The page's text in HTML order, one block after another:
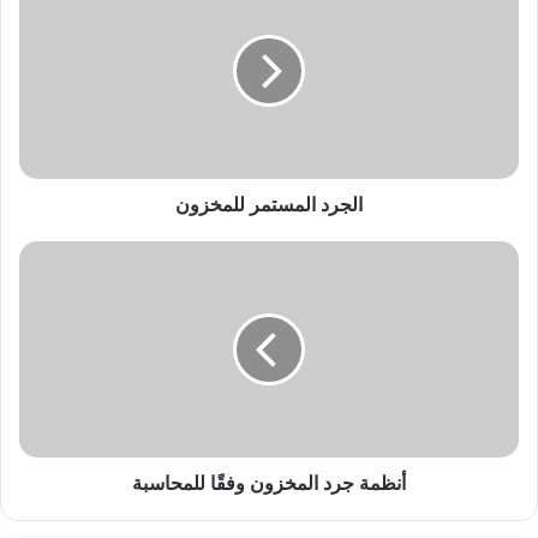
الجرد المستمر للمخزون
أنظمة
أنظمة جرد المخزون وفقًا للمحاسبة